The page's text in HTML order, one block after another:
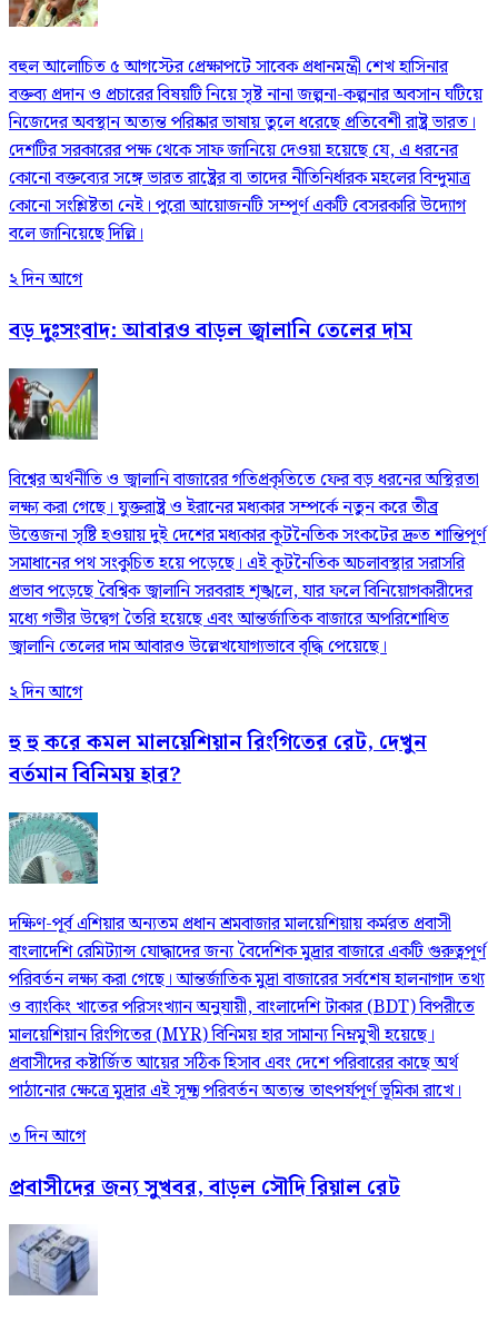
বহুল আলোচিত ৫ আগস্টের প্রেক্ষাপটে সাবেক প্রধানমন্ত্রী শেখ হাসিনার
বক্তব্য প্রদান ও প্রচারের বিষয়টি নিয়ে সৃষ্ট নানা জল্পনা-কল্পনার অবসান ঘটিয়ে
নিজেদের অবস্থান অত্যন্ত পরিষ্কার ভাষায় তুলে ধরেছে প্রতিবেশী রাষ্ট্র ভারত।
দেশটির সরকারের পক্ষ থেকে সাফ জানিয়ে দেওয়া হয়েছে যে, এ ধরনের
কোনো বক্তব্যের সঙ্গে ভারত রাষ্ট্রের বা তাদের নীতিনির্ধারক মহলের বিন্দুমাত্র
কোনো সংশ্লিষ্টতা নেই। পুরো আয়োজনটি সম্পূর্ণ একটি বেসরকারি উদ্যোগ
বলে জানিয়েছে দিল্লি।
২ দিন আগে
বড় দুঃসংবাদ: আবারও বাড়ল জ্বালানি তেলের দাম
বিশ্বের অর্থনীতি ও জ্বালানি বাজারের গতিপ্রকৃতিতে ফের বড় ধরনের অস্থিরতা
লক্ষ্য করা গেছে। যুক্তরাষ্ট্র ও ইরানের মধ্যকার সম্পর্কে নতুন করে তীব্র
উত্তেজনা সৃষ্টি হওয়ায় দুই দেশের মধ্যকার কূটনৈতিক সংকটের দ্রুত শান্তিপূর্ণ
সমাধানের পথ সংকুচিত হয়ে পড়েছে। এই কূটনৈতিক অচলাবস্থার সরাসরি
প্রভাব পড়েছে বৈশ্বিক জ্বালানি সরবরাহ শৃঙ্খলে, যার ফলে বিনিয়োগকারীদের
মধ্যে গভীর উদ্বেগ তৈরি হয়েছে এবং আন্তর্জাতিক বাজারে অপরিশোধিত
জ্বালানি তেলের দাম আবারও উল্লেখযোগ্যভাবে বৃদ্ধি পেয়েছে।
২ দিন আগে
হু হু করে কমল মালয়েশিয়ান রিংগিতের রেট, দেখুন
বর্তমান বিনিময় হার?
দক্ষিণ-পূর্ব এশিয়ার অন্যতম প্রধান শ্রমবাজার মালয়েশিয়ায় কর্মরত প্রবাসী
বাংলাদেশি রেমিট্যান্স যোদ্ধাদের জন্য বৈদেশিক মুদ্রার বাজারে একটি গুরুত্বপূর্ণ
পরিবর্তন লক্ষ্য করা গেছে। আন্তর্জাতিক মুদ্রা বাজারের সর্বশেষ হালনাগাদ তথ্য
ও ব্যাংকিং খাতের পরিসংখ্যান অনুযায়ী, বাংলাদেশি টাকার (BDT) বিপরীতে
মালয়েশিয়ান রিংগিতের (MYR) বিনিময় হার সামান্য নিম্নমুখী হয়েছে।
প্রবাসীদের কষ্টার্জিত আয়ের সঠিক হিসাব এবং দেশে পরিবারের কাছে অর্থ
পাঠানোর ক্ষেত্রে মুদ্রার এই সূক্ষ্ম পরিবর্তন অত্যন্ত তাৎপর্যপূর্ণ ভূমিকা রাখে।
৩ দিন আগে
প্রবাসীদের জন্য সুখবর, বাড়ল সৌদি রিয়াল রেট